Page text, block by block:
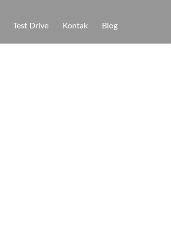
Test Drive Kontak Blog